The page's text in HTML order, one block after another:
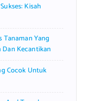
Kisah
Tanaman Yang
Kecantikan
Cocok Untuk